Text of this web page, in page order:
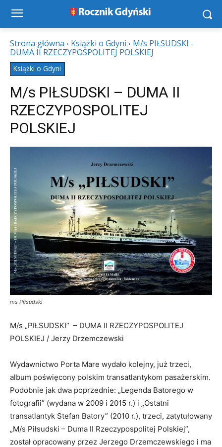
Strona główna Książki o Gdyni
M/s PIŁSUDSKI -
DUMA II RZECZYPOSPOLITEJ POLSKIEJ
Książki o Gdyni
M/s PIŁSUDSKI – DUMA II
RZECZYPOSPOLITEJ
POLSKIEJ
ms Piłsudski
M/s „PIŁSUDSKI” – DUMA II RZECZYPOSPOLITEJ
POLSKIEJ / Jerzy Drzemczewski
Wydawnictwo Porta Mare wydało kolejny, już trzeci,
album poświęcony polskim transatlantykom pasażerskim.
Podobnie jak dwa poprzednie: „Legenda Batorego w
fotografii” (wydana w 2009 i 2015 r.) i „Ostatni
transatlantyk Stefan Batory” (2010 r.), trzeci, zatytułowany
„M/s Piłsudski – Duma II Rzeczypospolitej Polskiej”,
został opracowany przez Jerzego Drzemczewskiego i ma